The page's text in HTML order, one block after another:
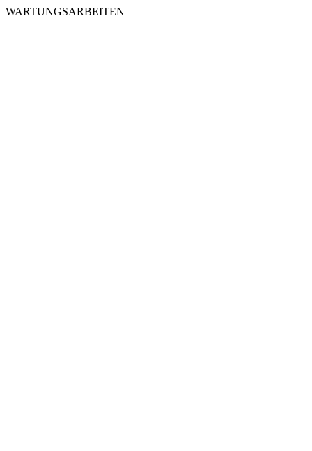
WARTUNGSARBEITEN